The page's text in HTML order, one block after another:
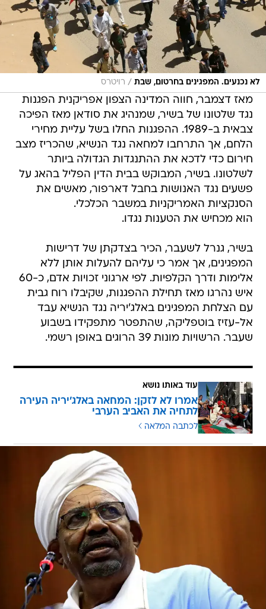
לא נכנעים. המפגינים בחרטום, שבת / רויטרס
מאז דצמבר, חווה המדינה הצפון אפריקנית הפגנות
נגד שלטונו של בשיר, שמנהיג את סודאן מאז הפיכה
צבאית ב-1989. ההפגנות החלו בשל עליית מחירי
הלחם, אך התרחבו למחאה נגד הנשיא, שהכריז מצב
חירום כדי לדכא את ההתנגדות הגדולה ביותר
לשלטונו. בשיר, המבוקש בבית הדין הפליל בהאג על
פשעים נגד האנושות בחבל דארפור, מאשים את
הסנקציות האמריקניות במשבר הכלכלי.
הוא מכחיש את הטענות נגדו.
בשיר, גנרל לשעבר, הכיר בצדקתן של דרישות
המפגינים, אך אמר כי עליהם להעלות אותן ללא
אלימות ודרך הקלפיות. לפי ארגוני זכויות אדם, כ-60
איש נהרגו מאז תחילת ההפגנות, שקיבלו רוח גבית
עם הצלחת המפגינים באלג'יריה נגד הנשיא עבד
אל-עזיז בוטפליקה, שהתפטר מתפקידו בשבוע
שעבר. הרשויות מונות 39 הרוגים באופן רשמי.
עוד באותו נושא
אמרו לא לזקן: המחאה באלג'יריה העירה
לתחיה את האביב הערבי
לכתבה המלאה